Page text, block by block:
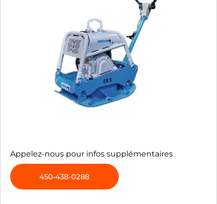
Appelez-nous pour infos supplémentaires
450-438-0288